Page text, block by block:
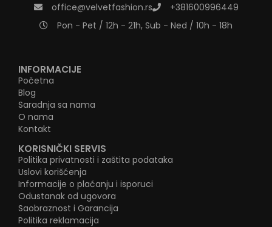
office@velvetfashion.rs
+381600996449
Pon - Pet / 12h - 21h, Sub - Ned / 10h - 18h
INFORMACIJE
Početna
Blog
Saradnja sa nama
O nama
Kontakt
KORISNIČKI SERVIS
Politika privatnosti i zaštita podataka
Uslovi korišćenja
Informacije o plaćanju i isporuci
Odustanak od ugovora
Saobraznost i Garancija
Politika reklamacija